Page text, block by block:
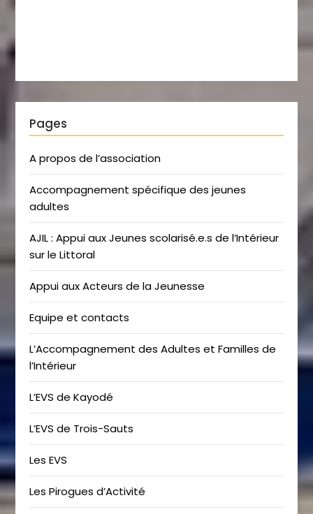
Pages
A propos de l’association
Accompagnement spécifique des jeunes
adultes
AJIL : Appui aux Jeunes scolarisé.e.s de l’Intérieur
sur le Littoral
Appui aux Acteurs de la Jeunesse
Equipe et contacts
L’Accompagnement des Adultes et Familles de
l’Intérieur
L’EVS de Kayodé
L’EVS de Trois-Sauts
Les EVS
Les Pirogues d’Activité